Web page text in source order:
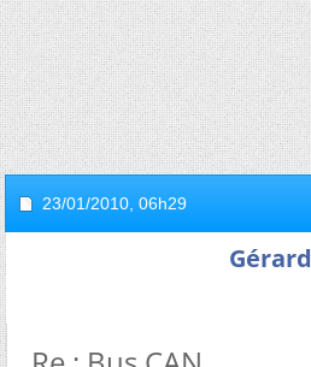
23/01/2010, 06h29
Gérard